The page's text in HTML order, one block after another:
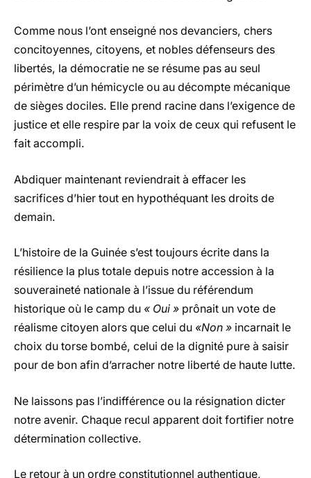
Comme nous l’ont enseigné nos devanciers, chers
concitoyennes, citoyens, et nobles défenseurs des
libertés, la démocratie ne se résume pas au seul
périmètre d’un hémicycle ou au décompte mécanique
de sièges dociles. Elle prend racine dans l’exigence de
justice et elle respire par la voix de ceux qui refusent le
fait accompli.
Abdiquer maintenant reviendrait à effacer les
sacrifices d’hier tout en hypothéquant les droits de
demain.
L’histoire de la Guinée s’est toujours écrite dans la
résilience la plus totale depuis notre accession à la
souveraineté nationale à l’issue du référendum
historique où le camp du « Oui » prônait un vote de
réalisme citoyen alors que celui du «Non » incarnait le
choix du torse bombé, celui de la dignité pure à saisir
pour de bon afin d’arracher notre liberté de haute lutte.
Ne laissons pas l’indifférence ou la résignation dicter
notre avenir. Chaque recul apparent doit fortifier notre
détermination collective.
Le retour à un ordre constitutionnel authentique,